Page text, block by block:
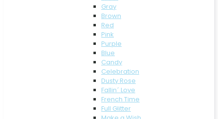
Gray
Brown
Red
Pink
Purple
Blue
Candy
Celebration
Dusty Rose
Fallin´ Love
French Time
Full Glitter